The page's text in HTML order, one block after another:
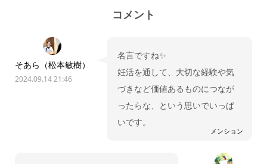
コメント
そあら（松本敏樹）
2024.09.14 21:46
メンション
名言ですね✨
妊活を通して、大切な経験や気
づきなど価値あるものにつなが
ったらな、という思いでいっぱ
いです。